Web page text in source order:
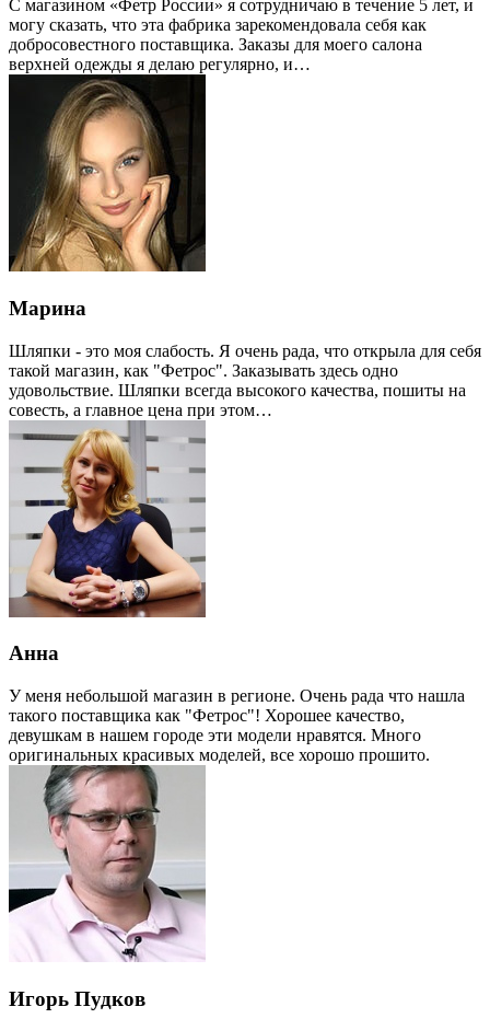
С магазином «Фетр России» я сотрудничаю в течение 5 лет, и
могу сказать, что эта фабрика зарекомендовала себя как
добросовестного поставщика. Заказы для моего салона
верхней одежды я делаю регулярно, и…
Марина
Шляпки - это моя слабость. Я очень рада, что открыла для себя
такой магазин, как "Фетрос". Заказывать здесь одно
удовольствие. Шляпки всегда высокого качества, пошиты на
совесть, а главное цена при этом…
Анна
У меня небольшой магазин в регионе. Очень рада что нашла
такого поставщика как "Фетрос"! Хорошее качество,
девушкам в нашем городе эти модели нравятся. Много
оригинальных красивых моделей, все хорошо прошито.
Игорь Пудков